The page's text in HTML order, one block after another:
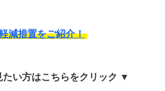
減措置をご紹介！
い方はこちらをクリック ▼